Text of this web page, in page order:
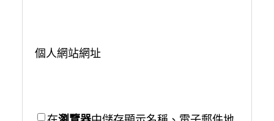
個人網站網址